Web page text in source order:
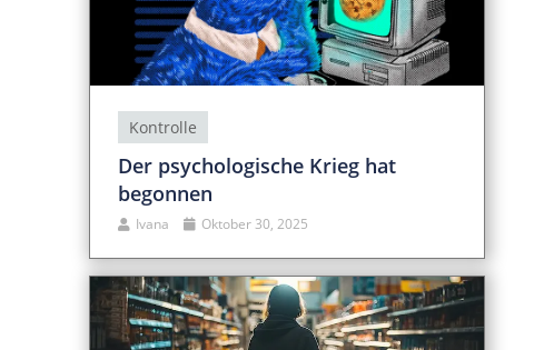
Kontrolle
Der psychologische Krieg hat
begonnen
Ivana Oktober 30, 2025